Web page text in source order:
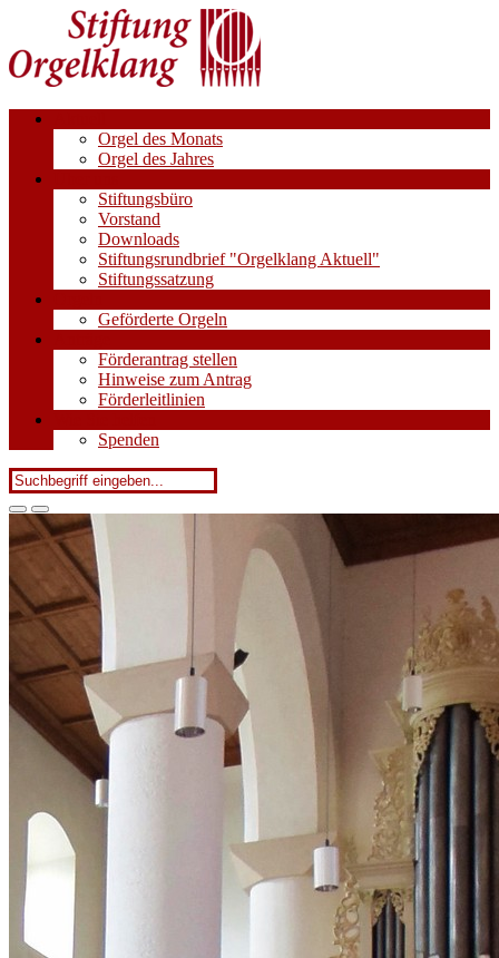
Orgel des Monats
Orgel des Jahres
Stiftungsbüro
Vorstand
Downloads
Stiftungsrundbrief "Orgelklang Aktuell"
Stiftungssatzung
Geförderte Orgeln
Förderantrag stellen
Hinweise zum Antrag
Förderleitlinien
Spenden